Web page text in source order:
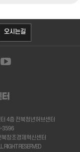
오시는길
4층 전북청년허브센터
3596
창조경제혁신센터
RESERVED